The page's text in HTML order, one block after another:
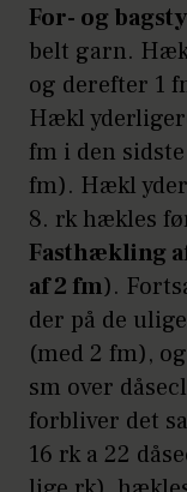
For- og
belt garn.
og derefter 1
Hækl
fm i den
fm). Hækl
8. rk hækles
Fasthækling
af 2 fm).
der på de
(med 2 fm),
sm over
forbliver det
16 rk a 22